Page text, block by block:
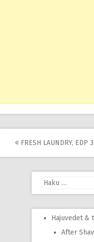
Post
navigation
FRESH LAUNDRY, EDP
Haku:
Hajuvedet &
After